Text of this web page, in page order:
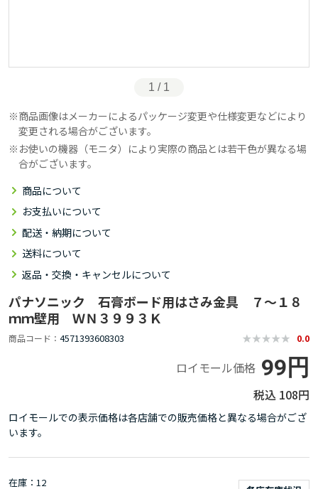
1 / 1
商品画像はメーカーによるパッケージ変更や仕様変更などにより
変更される場合がございます。
お使いの機器（モニタ）により実際の商品とは若干色が異なる場
合がございます。
商品について
お支払いについて
配送・納期について
送料について
返品・交換・キャンセルについて
パナソニック 石膏ボード用はさみ金具 ７～１８
ｍｍ壁用 ＷＮ３９９３Ｋ
商品コード 4571393608303 0.0
ロイモール価格 99円
108円
ロイモールでの表示価格は各店舗での販売価格と異なる場合がござ
います。
在庫 12